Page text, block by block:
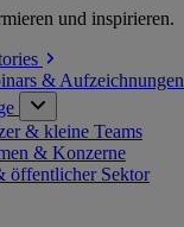
und inspirieren.
& Aufzeichnungen
& kleine Teams
& Konzerne
öffentlicher Sektor